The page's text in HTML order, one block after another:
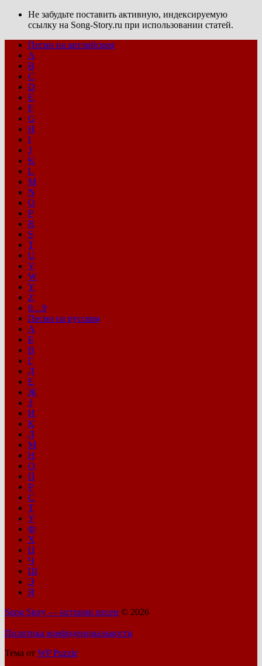
Не забудьте поставить активную, индексируемую
ссылку на Song-Story.ru при использовании статей.
Песни на английском
A
B
C
D
E
F
G
H
I
J
K
L
M
N
O
P
R
S
T
U
V
W
Y
Z
0…9
Песни на русском
А
Б
В
Г
Д
Е
Ж
З
И
К
Л
М
Н
О
П
Р
С
Т
У
Ф
Х
Ц
Ч
Ш
Э
Я
Song Story — истории песен © 2026
Политика конфиденциальности
Тема от WP Puzzle